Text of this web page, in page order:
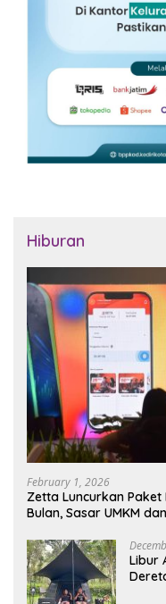
Hiburan
February 1, 2026
Zetta Luncurkan Paket
Bulan, Sasar UMKM
Libur